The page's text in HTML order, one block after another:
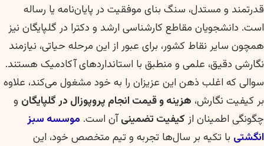
قدرتمند و مستدل، سنگ بنای موفقیت در پایان‌نامه یا رساله
است. دانشجویان مقاطع کارشناسی ارشد و دکترا در گلپایگان نیز
همچون سایر نقاط کشور، برای عبور از این مرحله حیاتی، نیازمند
نگارشی دقیق، علمی و منطبق با استانداردهای آکادمیک هستند.
سوالی که اغلب ذهن این عزیزان را به خود مشغول می‌کند، علاوه
بر کیفیت نگارش، هزینه و قیمت انجام پروپوزال در گلپایگان و
چگونگی اطمینان از کیفیت تضمینیآن است. موسسه سبز
انگشتی با تکیه بر سال‌ها تجربه و تیم متخصص خود، این